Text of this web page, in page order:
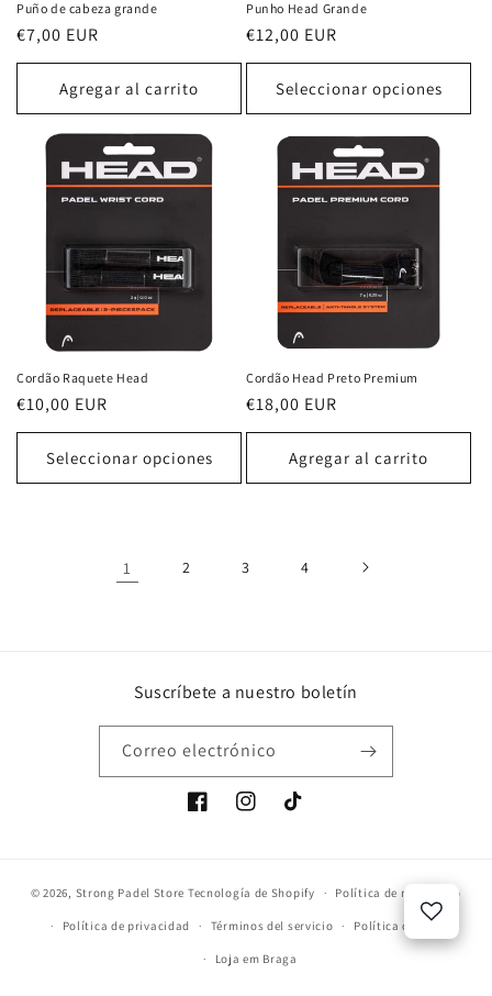
Puño de cabeza grande
Precio
habitual
€7,00 EUR
Agregar al carrito
Punho Head Grande
Precio
habitual
€12,00 EUR
Seleccionar opciones
Cordão Raquete Head
Precio
habitual
€10,00 EUR
Seleccionar opciones
Cordão Head Preto Premium
Precio
habitual
€18,00 EUR
Agregar al carrito
1 2 3 4
Suscríbete a nuestro boletín
Correo electrónico
FacebookInstagramTikTok
© 2026, Strong Padel Store Tecnología de Shopify Política de reembolso
Política de privacidad Términos del servicio Política de envío
Loja em Braga